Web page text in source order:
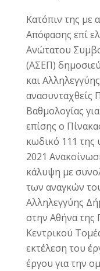
Κατόπιν της με
Απόφασης επί
Ανώτατου
(ΑΣΕΠ)
και
ανασυνταχθείς
Βαθμολογίας
επίσης ο
κωδικό 111 της
2021
κάλυψη με
των αναγκών
Αλληλεγγύης
στην Αθήνα της
Κεντρικού
εκτέλεση του
έργου για την